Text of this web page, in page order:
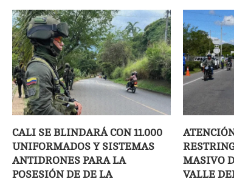
CALI SE BLINDARÁ CON 11.000
UNIFORMADOS Y SISTEMAS
ANTIDRONES PARA LA
POSESIÓN DE DE LA
MASIVO
VALLE